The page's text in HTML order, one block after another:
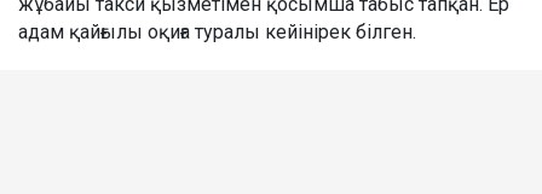
адам қайғылы оқиға туралы кейінірек білген.